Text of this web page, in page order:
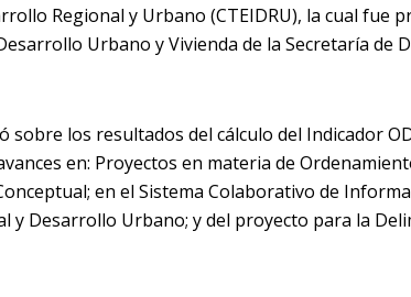
Regional y Urbano (CTEIDRU), la cual fue
Urbano y Vivienda de la Secretaría
los resultados del cálculo del Indicador
en: Proyectos en materia de
en el Sistema Colaborativo de
y Desarrollo Urbano; y del proyecto para la